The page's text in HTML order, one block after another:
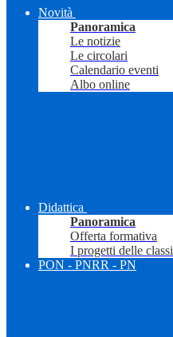
Novità
Panoramica
Le notizie
Le circolari
Calendario eventi
Albo online
Didattica
Panoramica
Offerta formativa
I progetti delle classi
PON - PNRR - PN